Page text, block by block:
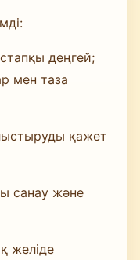
деңгей;
мен таза
қажет
санау және
желіде